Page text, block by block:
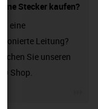
Stecker kaufen?
eine
Leitung?
Sie unseren
Shop.